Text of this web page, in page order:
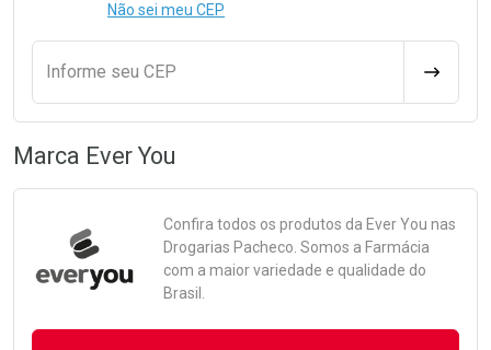
Não sei meu CEP
Informe seu CEP
Marca Ever You
Confira todos os produtos da Ever You nas
Drogarias Pacheco. Somos a Farmácia
com a maior variedade e qualidade do
Brasil.